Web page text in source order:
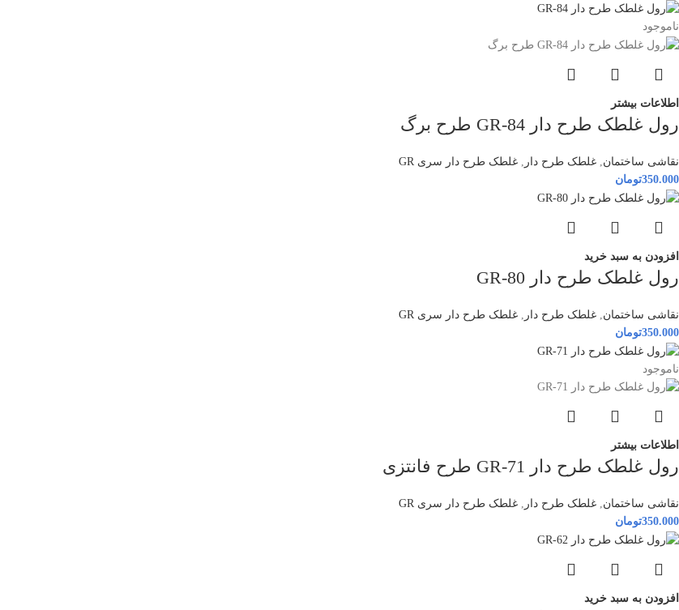
ناموجود
اطلاعات بیشتر
رول غلطک طرح دار GR-84 طرح برگ
نقاشی ساختمان, غلطک طرح دار , غلطک طرح دار سری GR
350.000تومان
افزودن به سبد خرید
رول غلطک طرح دار GR-80
نقاشی ساختمان غلطک طرح دار
غلطک طرح دار سری GR
350.000تومان
ناموجود
اطلاعات بیشتر
رول غلطک طرح دار GR-71 طرح فانتزی
نقاشی ساختمان, غلطک طرح دار , غلطک طرح دار سری GR
350.000تومان
افزودن به سبد خرید